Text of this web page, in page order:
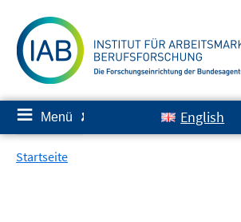
zum
Inhalt
≡ Menü ✘ English
Startseite